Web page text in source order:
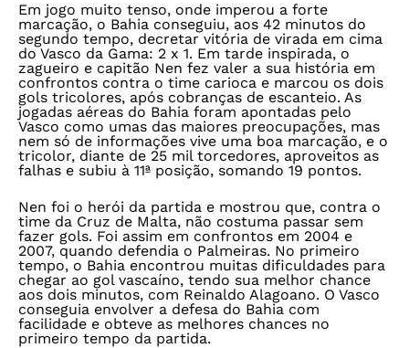
Em jogo muito tenso, onde imperou a forte
marcação, o Bahia conseguiu, aos 42 minutos do
segundo tempo, decretar vitória de virada em cima
do Vasco da Gama: 2 x 1. Em tarde inspirada, o
zagueiro e capitão Nen fez valer a sua história em
confrontos contra o time carioca e marcou os dois
gols tricolores, após cobranças de escanteio. As
jogadas aéreas do Bahia foram apontadas pelo
Vasco como umas das maiores preocupações, mas
nem só de informações vive uma boa marcação, e o
tricolor, diante de 25 mil torcedores, aproveitos as
falhas e subiu à 11ª posição, somando 19 pontos.
Nen foi o herói da partida e mostrou que, contra o
time da Cruz de Malta, não costuma passar sem
fazer gols. Foi assim em confrontos em 2004 e
2007, quando defendia o Palmeiras. No primeiro
tempo, o Bahia encontrou muitas dificuldades para
chegar ao gol vascaíno, tendo sua melhor chance
aos dois minutos, com Reinaldo Alagoano. O Vasco
conseguia envolver a defesa do Bahia com
facilidade e obteve as melhores chances no
primeiro tempo da partida.